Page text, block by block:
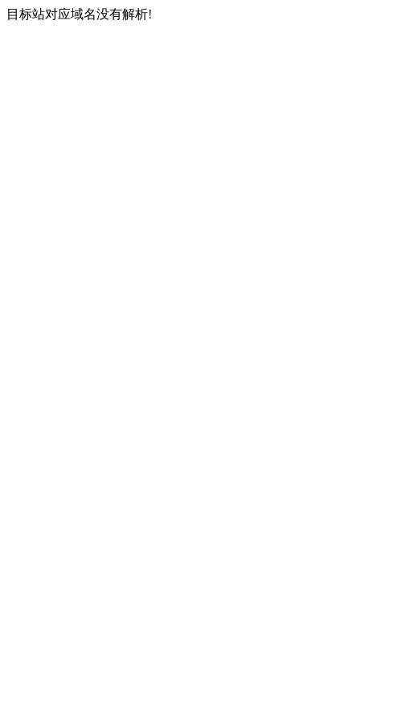
目标站对应域名没有解析!